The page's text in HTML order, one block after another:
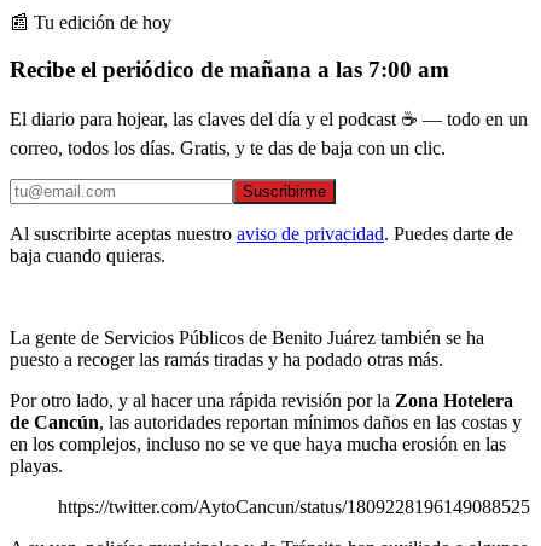
📰 Tu edición de hoy
Recibe el periódico de mañana a las 7:00 am
El diario para hojear, las claves del día y el podcast ☕ — todo en un
correo, todos los días. Gratis, y te das de baja con un clic.
Suscribirme
Al suscribirte aceptas nuestro aviso de privacidad. Puedes darte de
baja cuando quieras.
La gente de Servicios Públicos de Benito Juárez también se ha
puesto a recoger las ramás tiradas y ha podado otras más.
Por otro lado, y al hacer una rápida revisión por la Zona Hotelera
de Cancún, las autoridades reportan mínimos daños en las costas y
en los complejos, incluso no se ve que haya mucha erosión en las
playas.
https://twitter.com/AytoCancun/status/1809228196149088525